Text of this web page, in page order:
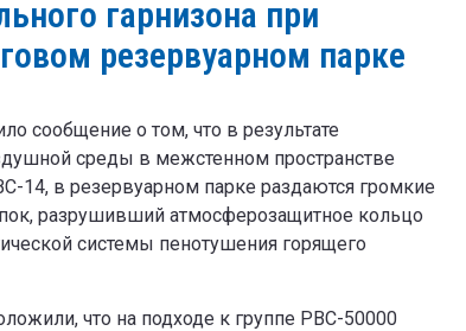
гарнизона при
резервуарном парке
сообщение о том, что в результате
среды в межстенном пространстве
14, в резервуарном парке раздаются громкие
разрушивший атмосферозащитное кольцо
системы пенотушения горящего
что на подходе к группе РВС-50000